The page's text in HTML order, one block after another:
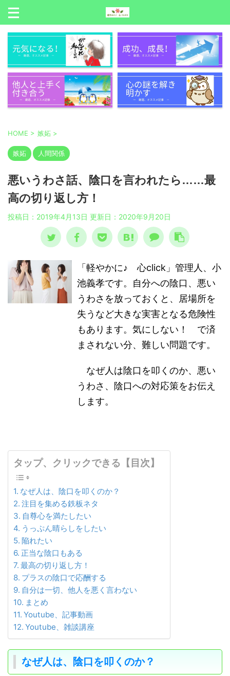
HOME > 嫉妬 >
嫉妬 人間関係
悪いうわさ話、陰口を言われたら……最
高の切り返し方！
投稿日：2019年4月13日 更新日： 2020年9月20日
「軽やかに♪ 心click」管理人、小
池義孝です。自分への陰口、悪い
うわさを放っておくと、居場所を
失うなど大きな実害となる危険性
もあります。気にしない！ で済
まされない分、難しい問題です。
なぜ人は陰口を叩くのか、悪い
うわさ、陰口への対応策をお伝え
します。
タップ、クリックできる【目次】
なぜ人は、陰口を叩くのか？
注目を集める鉄板ネタ
自尊心を満たしたい
うっぷん晴らしをしたい
陥れたい
正当な陰口もある
最高の切り返し方！
プラスの陰口で応酬する
自分は一切、他人を悪く言わない
まとめ
Youtube、記事動画
Youtube、雑談講座
なぜ人は、陰口を叩くのか？